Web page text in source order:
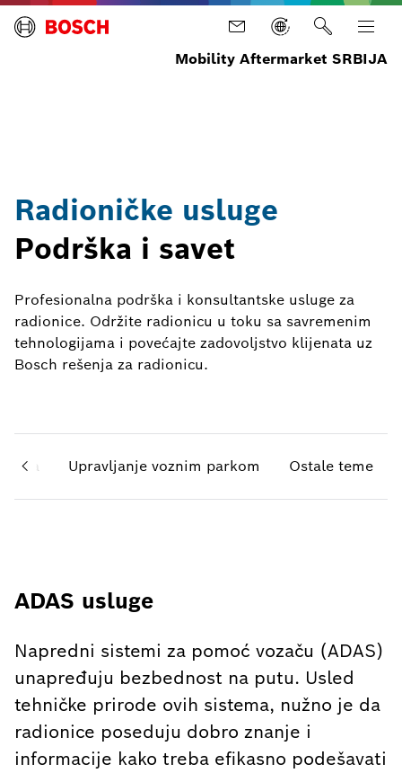
Mobility Aftermarket SRBIJA
Radioničke usluge
Podrška i savet
Profesionalna podrška i konsultantske usluge za
radionice. Održite radionicu u toku sa savremenim
tehnologijama i povećajte zadovoljstvo klijenata uz
Bosch rešenja za radionicu.
Upravljanje voznim parkom Ostale teme
ADAS usluge
Napredni sistemi za pomoć vozaču (ADAS)
unapređuju bezbednost na putu. Usled
tehničke prirode ovih sistema, nužno je da
radionice poseduju dobro znanje i
informacije kako treba efikasno podešavati